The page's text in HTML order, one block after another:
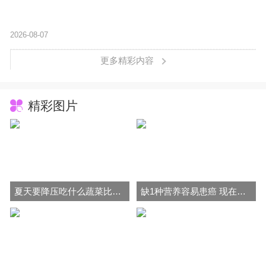
2026-08-07
更多精彩内容
精彩图片
夏天要降压吃什么蔬菜比较好？ 缺1种营养容易患癌 现在开始多维生素C食物